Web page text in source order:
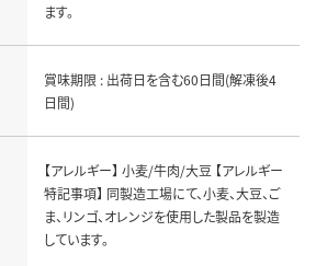
ます。
賞味期限 : 出荷日を含む60日間(解凍後4
日間)
【アレルギー】 小麦/牛肉/大豆 【アレルギー
特記事項】 同製造工場にて、小麦、大豆、ご
ま、リンゴ、オレンジを使用した製品を製造
しています。